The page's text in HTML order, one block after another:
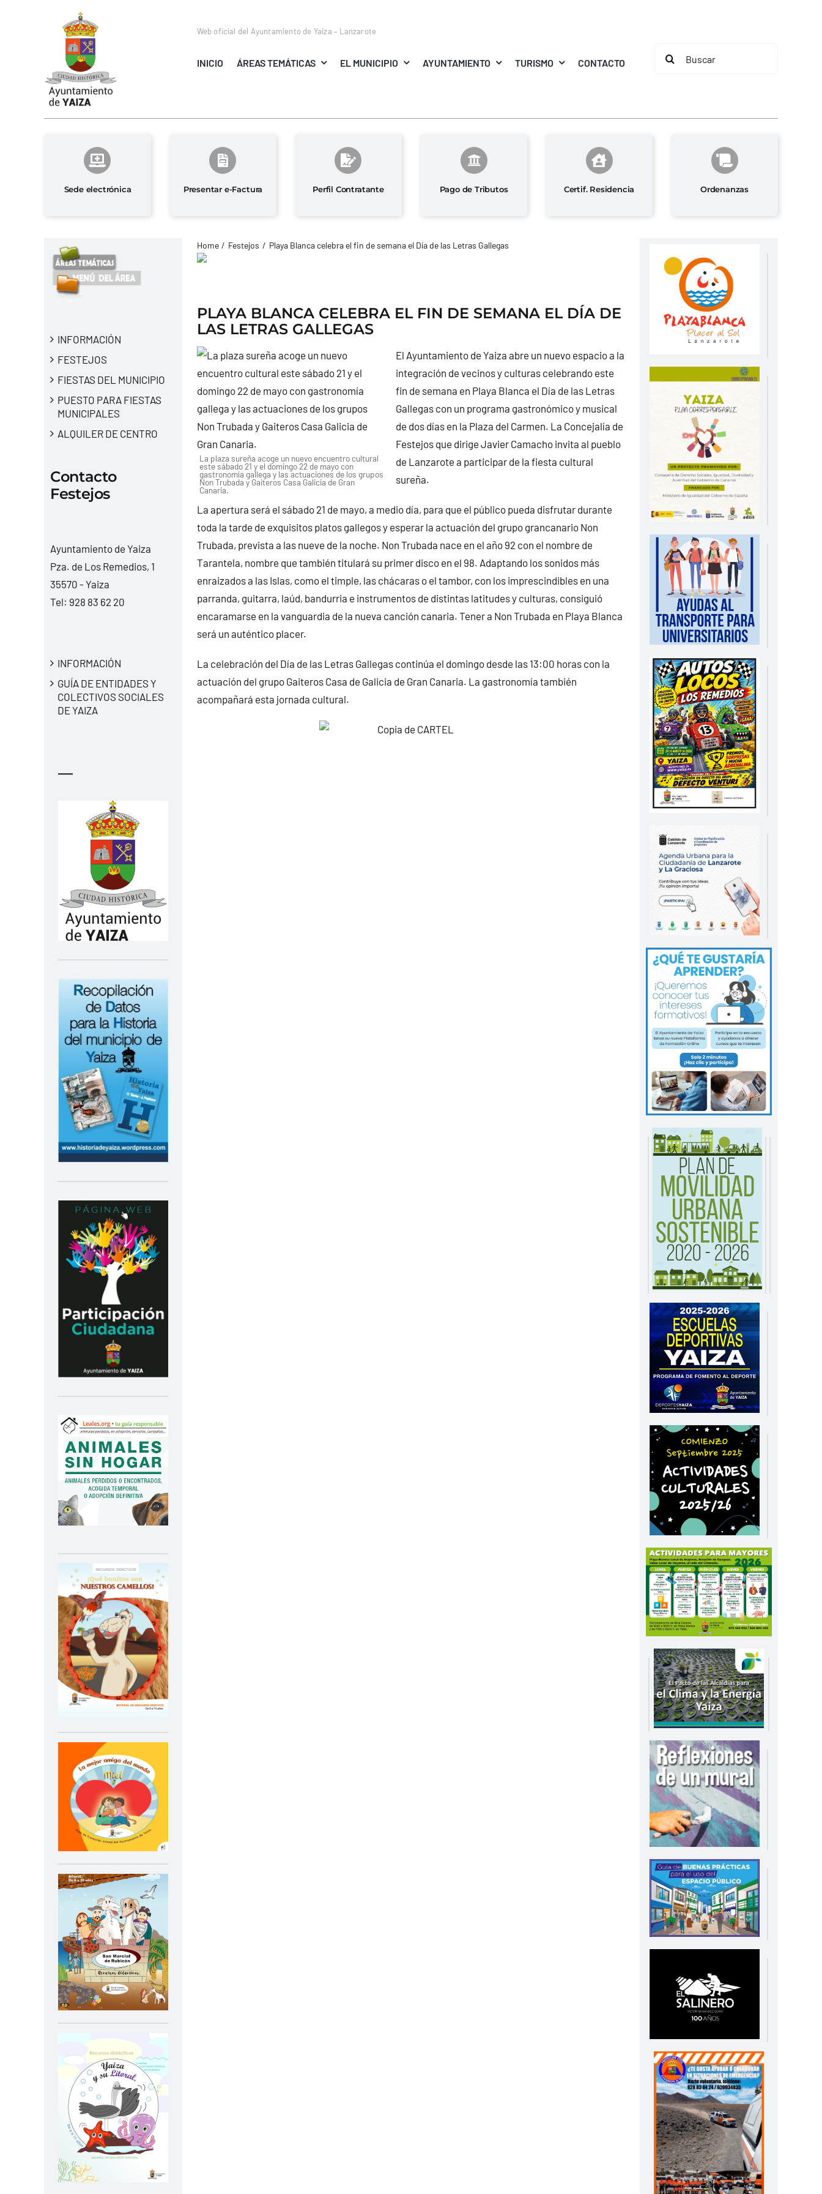
Web oficial del Ayuntamiento de Yaiza – Lanzarote
INICIO ÁREAS TEMÁTICAS EL MUNICIPIO AYUNTAMIENTO TURISMO CONTACTO
Buscar:
Sede electrónica Presentar e-Factura Perfil Contratante Pago de Tributos Certif. Residencia Ordenanzas
INFORMACIÓN
FESTEJOS
FIESTAS DEL MUNICIPIO
PUESTO PARA FIESTAS
MUNICIPALES
ALQUILER DE CENTRO
Contacto
Festejos
Ayuntamiento de Yaiza
Pza. de Los Remedios, 1
35570 - Yaiza
Tel: 928 83 62 20
INFORMACIÓN
GUÍA DE ENTIDADES Y
COLECTIVOS SOCIALES
DE YAIZA
—
Home Festejos Playa Blanca celebra el fin de semana el Día de las Letras Gallegas
PLAYA BLANCA CELEBRA EL FIN DE SEMANA EL DÍA DE
LAS LETRAS GALLEGAS
La plaza sureña acoge un nuevo encuentro cultural
este sábado 21 y el domingo 22 de mayo con
gastronomía gallega y las actuaciones de los grupos
Non Trubada y Gaiteros Casa Galicia de Gran
Canaria.
El Ayuntamiento de Yaiza abre un nuevo espacio a la
integración de vecinos y culturas celebrando este
fin de semana en Playa Blanca el Día de las Letras
Gallegas con un programa gastronómico y musical
de dos días en la Plaza del Carmen. La Concejalía de
Festejos que dirige Javier Camacho invita al pueblo
de Lanzarote a participar de la fiesta cultural
sureña.
La apertura será el sábado 21 de mayo, a medio día, para que el público pueda disfrutar durante
toda la tarde de exquisitos platos gallegos y esperar la actuación del grupo grancanario Non
Trubada, prevista a las nueve de la noche. Non Trubada nace en el año 92 con el nombre de
Tarantela, nombre que también titulará su primer disco en el 98. Adaptando los sonidos más
enraizados a las Islas, como el timple, las chácaras o el tambor, con los imprescindibles en una
parranda, guitarra, laúd, bandurria e instrumentos de distintas latitudes y culturas, consiguió
encaramarse en la vanguardia de la nueva canción canaria. Tener a Non Trubada en Playa Blanca
será un auténtico placer.
La celebración del Día de las Letras Gallegas continúa el domingo desde las 13:00 horas con la
actuación del grupo Gaiteros Casa de Galicia de Gran Canaria. La gastronomía también
acompañará esta jornada cultural.